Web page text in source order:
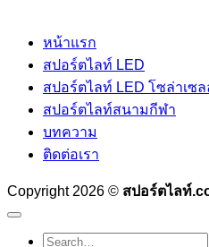
หน้าแรก
สปอร์ตไลท์ LED
สปอร์ตไลท์ LED โซล่าเซล
สปอร์ตไลท์สนามกีฬา
บทความ
ติดต่อเรา
Copyright 2026 © สปอร์ตไลท์
Search